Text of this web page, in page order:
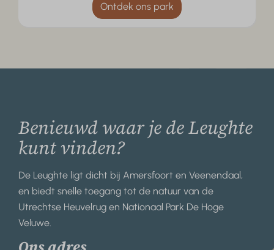
Ontdek ons park
Benieuwd waar je de Leughte
kunt vinden?
De Leughte ligt dicht bij Amersfoort en Veenendaal,
en biedt snelle toegang tot de natuur van de
Utrechtse Heuvelrug en Nationaal Park De Hoge
Veluwe.